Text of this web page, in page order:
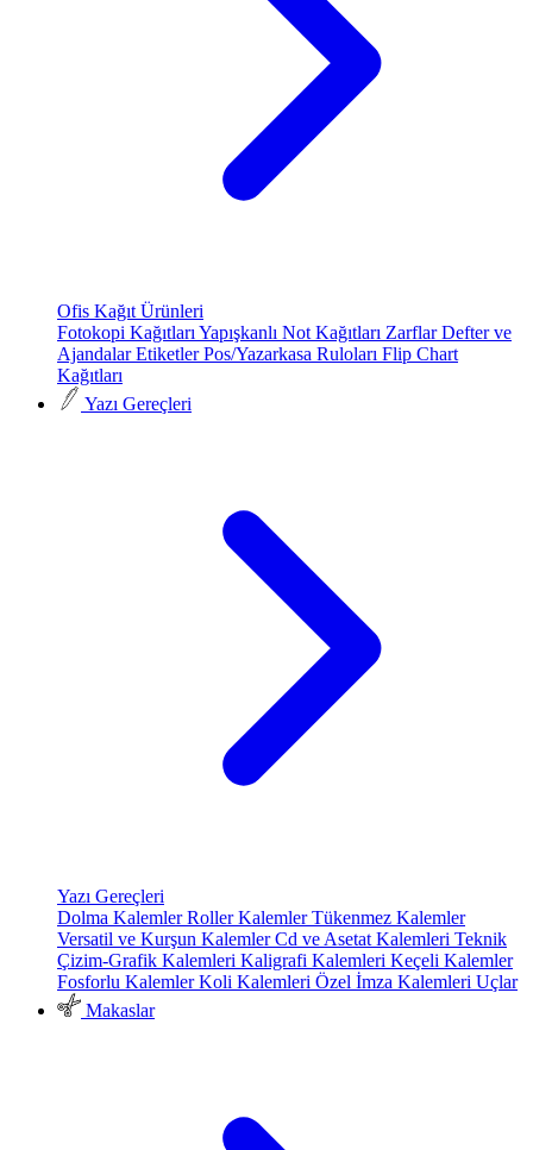
Ofis Kağıt Ürünleri
Fotokopi Kağıtları Yapışkanlı Not Kağıtları ZarflarDefter ve
AjandalarEtiketlerPos/Yazarkasa Ruloları Flip Chart
Kağıtları
Yazı Gereçleri
Yazı Gereçleri
Dolma KalemlerRoller KalemlerTükenmez Kalemler
Versatil ve Kurşun KalemlerCd ve Asetat Kalemleri Teknik
Çizim-Grafik Kalemleri Kaligrafi Kalemleri Keçeli Kalemler
Fosforlu KalemlerKoli Kalemleri Özel İmza Kalemleri Uçlar
Makaslar